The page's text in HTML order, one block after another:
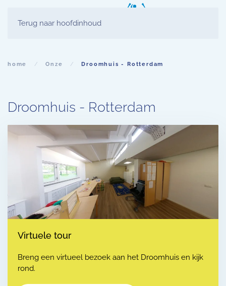
Terug naar hoofdinhoud
home Onze Droomhuis - Rotterdam
Droomhuis - Rotterdam
Virtuele tour
Breng een virtueel bezoek aan het Droomhuis en kijk
rond.